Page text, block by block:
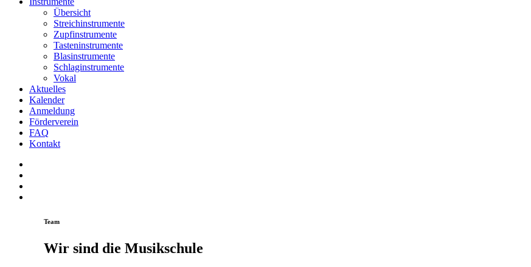
Übersicht
Streichinstrumente
Zupfinstrumente
Tasteninstrumente
Blasinstrumente
Schlaginstrumente
Vokal
Aktuelles
Kalender
Anmeldung
Förderverein
FAQ
Kontakt
Team
Wir sind die Musikschule